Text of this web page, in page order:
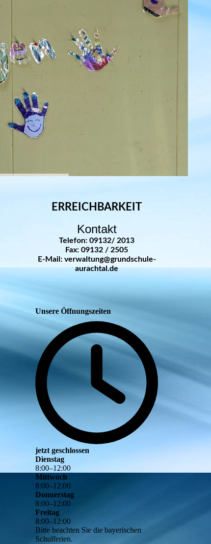
ERREICHBARKEIT
Kontakt
Telefon: 09132/ 2013
Fax: 09132 / 2505
E-Mail: verwaltung@grundschule-
aurachtal.de
Unsere Öffnungszeiten
jetzt geschlossen
Dienstag
8:00–12:00
Mittwoch
8:00–12:00
Donnerstag
8:00–12:00
Freitag
8:00–12:00
Bitte beachten Sie die bayerischen
Schulferien.